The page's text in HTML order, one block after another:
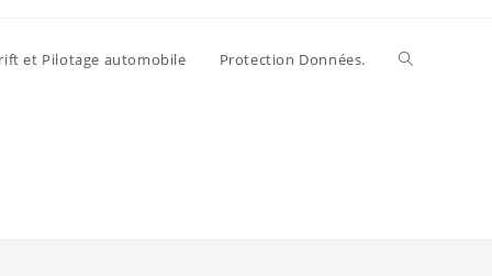
et Pilotage automobile Protection Données.